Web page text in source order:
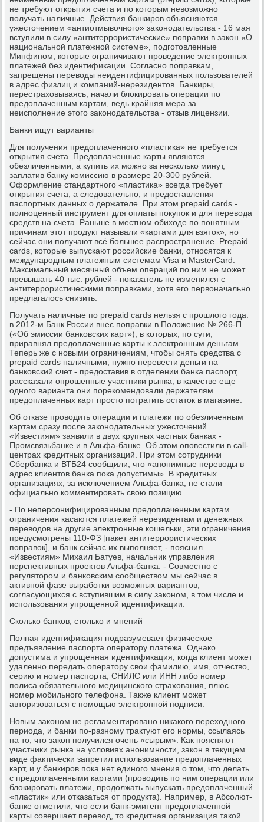
не требуют открытия счета и по которым невозможно
получать наличные. Действия банкиров объясняются
ужесточением «антиотмывочного» законодательства - 16 мая
вступили в силу «антитеррористические» поправки в закон «О
национальной платежной системе», подготовленные
Минфином, которые ограничивают проведение электронных
платежей без идентификации. Согласно поправкам,
запрещены переводы неидентифицированных пользователей
в адрес физлиц и компаний-нерезидентов. Банкиры,
перестраховываясь, начали блокировать операции по
предоплаченным картам, ведь крайняя мера за
неисполнение этого законодательства - отзыв лицензии.
Банки ищут варианты
Для получения предоплаченного «пластика» не требуется
открытия счета. Предоплаченные карты являются
обезличенными, а купить их можно за несколько минут,
заплатив банку комиссию в размере 20-300 рублей.
Оформление стандартного «пластика» всегда требует
открытия счета, а следовательно, и предоставления
паспортных данных о держателе. При этом prepaid cards -
полноценный инструмент для оплаты покупок и для перевода
средств на счета. Раньше в местном обиходе по понятным
причинам этот продукт называли «картами для взяток», но
сейчас они получают всё большее распространение. Prepaid
cards, которые выпускают российские банки, относятся к
международным платежным системам Visa и MasterCard.
Максимальный месячный объем операций по ним не может
превышать 40 тыс. рублей - показатель не изменился с
антитеррористическими поправками, хотя его первоначально
предлагалось снизить.
Получать наличные по prepaid cards нельзя с прошлого года:
в 2012-м Банк России внес поправки в Положение № 266-П
(«Об эмиссии банковских карт»), в которых, по сути,
приравнял предоплаченные карты к электронным деньгам.
Теперь же с новыми ограничениям, чтобы снять средства с
prepaid cards наличными, нужно перевести деньги на
банковский счет - предоставив в отделении банка паспорт,
рассказали опрошенные участники рынка; в качестве еще
одного варианта они порекомендовали держателям
предоплаченных карт просто потратить остаток в магазине.
Об отказе проводить операции и платежи по обезличенным
картам сразу после законодательных ужесточений
«Известиям» заявили в двух крупных частных банках -
Промсвязьбанке и в Альфа-банке. Об этом оповестили в call-
центрах кредитных организаций. При этом сотрудники
Сбербанка и ВТБ24 сообщили, что «анонимные переводы в
адрес клиентов банка пока допустимы». В кредитных
организациях, за исключением Альфа-банка, не стали
официально комментировать свою позицию.
- По неперсонифицированным предоплаченным картам
ограничения касаются платежей нерезидентам и денежных
переводов на другие электронные кошельки, эти ограничения
предусмотрены 110-ФЗ [пакет антитеррористических
поправок], и банк сейчас их выполняет, - пояснил
«Известиям» Михаил Батуев, начальник управления
перспективных проектов Альфа-банка. - Совместно с
регулятором и банковским сообществом мы сейчас в
активной фазе выработки возможных вариантов,
согласующихся с вступившим в силу законом, в том числе и
использования упрощенной идентификации.
Сколько банков, столько и мнений
Полная идентификация подразумевает физическое
предъявление паспорта оператору платежа. Однако
допустима и упрощенная идентификация, когда клиент может
удаленно передать оператору свои фамилию, имя, отчество,
серию и номер паспорта, СНИЛС или ИНН либо номер
полиса обязательного медицинского страхования, плюс
номер мобильного телефона. Также клиент может
авторизоваться с помощью электронной подписи.
Новым законом не регламентировано никакого переходного
периода, и банки по-разному трактуют его нормы, ссылаясь
на то, что закон получился очень «сырым». Как поясняют
участники рынка на условиях анонимности, закон в текущем
виде фактически запретил использование предоплаченных
карт, и у банкиров пока нет единого мнения о том, что делать
с предоплаченными картами (проводить по ним операции или
блокировать платежи, продолжать выпускать предоплаченный
«пластик» или отказаться от продукта). Например, в Абсолют-
банке отметили, что если банк-эмитент предоплаченной
карты совершает перевод, то кредитная организация такой